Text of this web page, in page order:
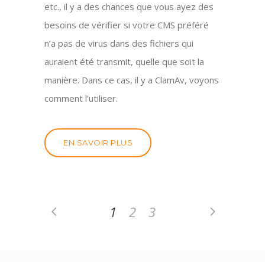
etc., il y a des chances que vous ayez des
besoins de vérifier si votre CMS préféré
n’a pas de virus dans des fichiers qui
auraient été transmit, quelle que soit la
manière. Dans ce cas, il y a ClamAv, voyons
comment l’utiliser.
EN SAVOIR PLUS
1 2 3